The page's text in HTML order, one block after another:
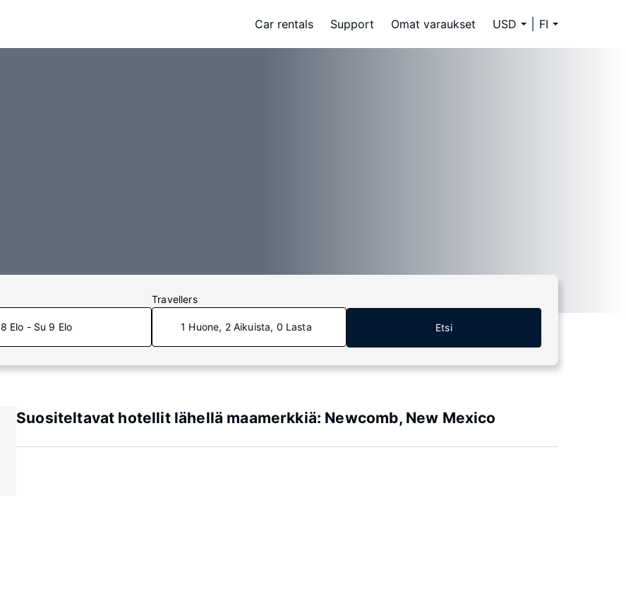
Car rentals Support Omat varaukset USD FI
Elo - Su 9 Elo
Travellers
1 Huone, 2 Aikuista, 0 Lasta Etsi
Suositeltavat hotellit lähellä maamerkkiä: Newcomb, New Mexico